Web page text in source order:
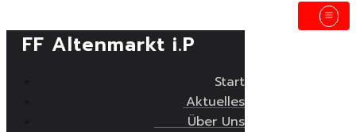
FF Altenmarkt i.P
Start
Aktuelles
Über Uns